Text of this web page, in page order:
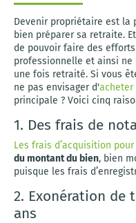
Devenir propriétaire est la
bien préparer sa retraite.
de pouvoir faire des
professionnelle et ainsi
une fois retraité. Si vous
ne pas envisager d'acheter
principale ? Voici cinq
1. Des frais de
Les frais d’acquisition
du montant du bien, bien
puisque les frais
2. Exonération de
ans